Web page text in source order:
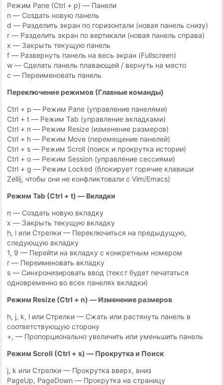
Режим Pane (Ctrl + p) — Панели
n — Создать новую панель
d — Разделить экран по горизонтали (новая панель снизу)
r — Разделить экран по вертикали (новая панель справа)
x — Закрыть текущую панель
f — Развернуть панель на весь экран (Fullscreen)
w — Сделать панель плавающей / вернуть на место
c — Переименовать панель
Переключение режимов (Главные команды)
Ctrl + p — Режим Pane (управление панелями)
Ctrl + t — Режим Tab (управление вкладками)
Ctrl + n — Режим Resize (изменение размеров)
Ctrl + h — Режим Move (перемещение панелей)
Ctrl + s — Режим Scroll (поиск и прокрутка истории)
Ctrl + o — Режим Session (управление сессиями)
Ctrl + g — Режим Locked (блокирует горячие клавиши
Zellij, чтобы они не конфликтовали с Vim/Emacs)
Режим Tab (Ctrl + t) — Вкладки
n — Создать новую вкладку
x — Закрыть текущую вкладку
h, l или Стрелки — Переключиться на предыдущую,
следующую вкладку
1, 9 — Перейти на вкладку с конкретным номером
r — Переименовать вкладку
s — Синхронизировать ввод (текст будет печататься
одновременно во всех панелях вкладки)
Режим Resize (Ctrl + n) — Изменение размеров
h, j, k, l или Стрелки — Сжать или растянуть панель в
соответствующую сторону
+, — Пропорционально увеличить или уменьшить панель
Режим Scroll (Ctrl + s) — Прокрутка и Поиск
j, k или Стрелки — Прокрутка вверх, вниз
PageUp, PageDown — Прокрутка на страницу